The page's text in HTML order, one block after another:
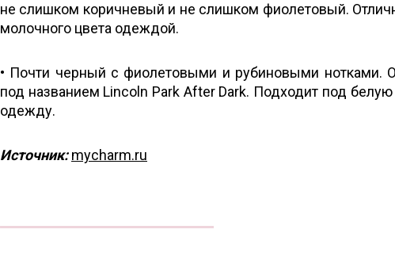
не слишком коричневый и не слишком фиолетовый.
молочного цвета одеждой.
• Почти черный с фиолетовыми и рубиновыми нотками.
под названием Lincoln Park After Dark. Подходит под
одежду.
Источник: mycharm.ru